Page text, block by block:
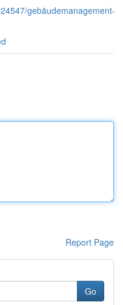
gebäudemanagement-
Report Page
Go